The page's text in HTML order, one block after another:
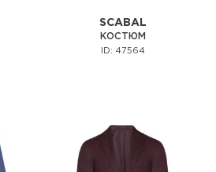
SCABAL
КОСТЮМ
ID: 47564